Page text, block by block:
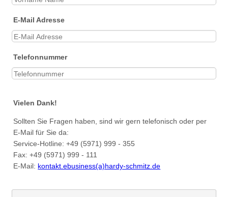
E-Mail Adresse
Telefonnummer
Vielen Dank!
Sollten Sie Fragen haben, sind wir gern telefonisch oder per
E-Mail für Sie da:
Service-Hotline: +49 (5971) 999 - 355
Fax: +49 (5971) 999 - 111
E-Mail: kontakt.ebusiness(a)hardy-schmitz.de